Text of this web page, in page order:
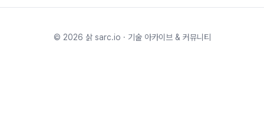
© 2026 삵 sarc.io · 기술 아카이브 & 커뮤니티